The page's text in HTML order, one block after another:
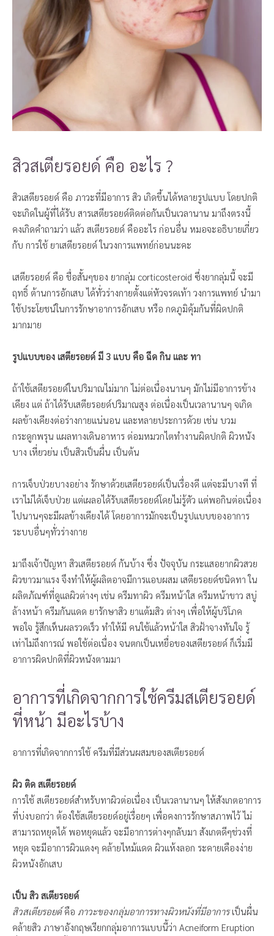
สิวสเตียรอยด์ คือ อะไร ?
สิวเสตียรอยด์ คือ ภาวะที่มีอาการ สิว เกิดขึ้นได้หลายรูปแบบ โดยปกติ
จะเกิดในผู้ที่ได้รับ สารเสตียรอยด์ติดต่อกันเป็นเวลานาน มาถึงตรงนี้
คงเกิดคำถามว่า แล้ว สเตียรอยด์ คืออะไร ก่อนอื่น หมอจะอธิบายเกี่ยว
กับ การใช้ ยาเสตียรอยด์ ในวงการแพทย์ก่อนนะคะ
เสตียรอยด์ คือ ชื่อสั้นๆของ ยากลุ่ม corticosteroid ซึ่งยากลุ่มนี้ จะมี
ฤทธิ์ ต้านการอักเสบ ได้ทั่วร่างกายตั้งแต่หัวจรดเท้า วงการแพทย์ นำมา
ใช้ประโยชน์ในการรักษาอาการอักเสบ หรือ กดภูมิคุ้มกันที่ผิดปกติ
มากมาย
รูปแบบของ เสตียรอยด์ มี 3 แบบ คือ ฉีด กิน และ ทา
ถ้าใช้เสตียรอยด์ในปริมาณไม่มาก ไม่ต่อเนื่องนานๆ มักไม่มีอาการข้าง
เคียง แต่ ถ้าได้รับเสตียรอยด์ปริมาณสูง ต่อเนื่องเป็นเวลานานๆ จเกิด
ผลข้างเคียงต่อร่างกายแน่นอน และหลายประการด้วย เช่น บวม
กระดูกพรุน แผลทางเดินอาหาร ต่อมหมวกไตทำงานผิดปกติ ผิวหนัง
บาง เหี่ยวย่น เป็นสิวเป็นผื่น เป็นต้น
การเจ็บป่วยบางอย่าง รักษาด้วยเสตียรอยด์เป็นเรื่องดี แต่จะมีบางที ที่
เราไม่ได้เจ็บป่วย แต่เผลอได้รับเสตียรอยด์โดยไม่รู้ตัว แต่พอกินต่อเนื่อง
ไปนานๆจะมีผลข้างเคียงได้ โดยอาการมักจะเป็นรูปแบบของอาการ
ระบบอื่นๆทั่วร่างกาย
มาถึงเจ้าปัญหา สิวเสตียรอยด์ กันบ้าง ซึ่ง ปัจจุบัน กระแสอยากผิวสวย
ผิวขาวมาแรง จึงทำให้ผู้ผลิตอาจมีการแอบผสม เสตียรอยด์ชนิดทา ใน
ผลิตภัณฑ์ที่ดูแลผิวต่างๆ เช่น ครีมทาผิว ครีมหน้าใส ครีมหน้าขาว สบู่
ล้างหน้า ครีมกันแดด ยารักษาสิว ยาแต้มสิว ต่างๆ เพื่อให้ผู้บริโภค
พอใจ รู้สึกเห็นผลรวดเร็ว ทำให้มี คนใช้แล้วหน้าใส สิวฝ้าจางทันใจ รู้
เท่าไม่ถึงการณ์ พอใช้ต่อเนื่อง จนตกเป็นเหยื่อของเสตียรอยด์ ก็เริ่มมี
อาการผิดปกติที่ผิวหนังตามมา
อาการที่เกิดจากการใช้ครีมสเตียรอยด์
ที่หน้า มีอะไรบ้าง
อาการที่เกิดจากการใช้ ครีมที่มีส่วนผสมของสเตียรอยด์
ผิว ติด สเตียรอยด์
การใช้ สเตียรอยด์สำหรับทาผิวต่อเนื่อง เป็นเวลานานๆ ให้สังเกตอาการ
ที่บ่งบอกว่า ต้องใช้สเตียรอยด์อยู่เรื่อยๆ เพื่อคงการรักษาสภาพไว้ ไม่
สามารถหยุดได้ พอหยุดแล้ว จะมีอาการต่างๆกลับมา สังเกตดีๆช่วงที่
หยุด จะมีอาการผิวแดงๆ คล้ายไหม้แดด ผิวแห้งลอก ระคายเคืองง่าย
ผิวหนังอักเสบ
เป็น สิว สเตียรอยด์
สิวสเตียรอยด์คือ ภาวะของกลุ่มอาการทางผิวหนังที่มีอาการเป็นผื่น
คล้ายสิว ภาษาอังกฤษเรียกกลุ่มอาการแบบนี้ว่า Acneiform Eruption